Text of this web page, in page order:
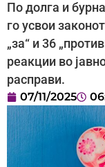
По долга и
го усвои
„за“ и 36
реакции во
расправи.
07/11/2025